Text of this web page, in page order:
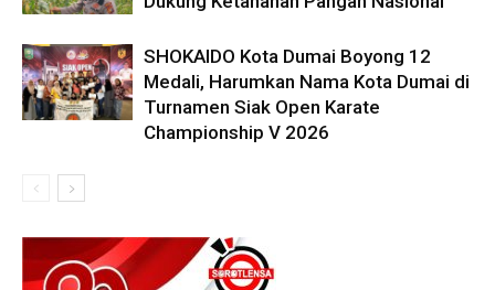
SHOKAIDO Kota Dumai Boyong 12
Medali, Harumkan Nama Kota Dumai di
Turnamen Siak Open Karate
Championship V 2026